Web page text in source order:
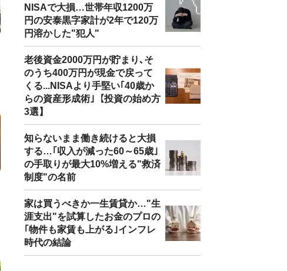
NISAで大損…世帯年収1200万
円の安泰黒字家計が2年で120万
円溶かした"犯人"
老後資金2000万円が貯まり､そ
のうち400万円が現金で戻って
くる...NISAより手堅い｢40歳か
らの資産形成術｣【投資の始め方
3選】
知らないまま働き続けると大損
する…｢収入が減った60～65歳｣
の手取りが最大10%増える"救済
制度"の名前
家は買うべきか一生賃貸か…"生
涯支出"を試算したお金のプロの
｢物件も家賃も上がる｣インフレ
時代の結論